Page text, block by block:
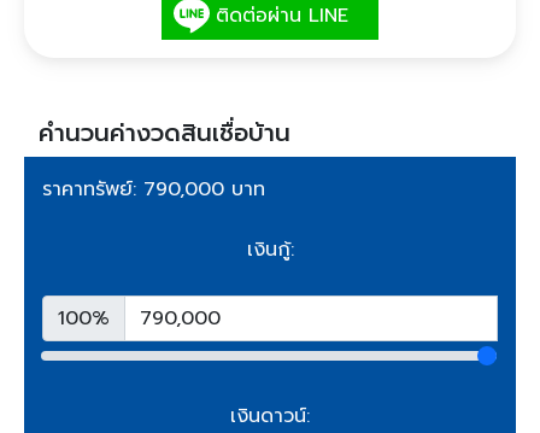
ติดต่อผ่าน LINE
คำนวนค่างวดสินเชื่อบ้าน
ราคาทรัพย์: 790,000 บาท
เงินกู้:
100%
เงินดาวน์: